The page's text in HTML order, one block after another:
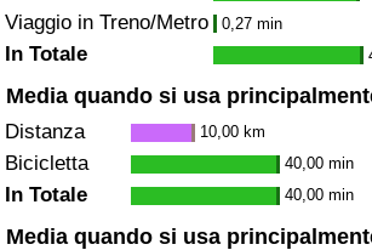
Viaggio in Treno/Metro 0,27 min
In Totale
Media quando si usa
Distanza 10,00 km
Bicicletta 40,00 min
In Totale 40,00 min
Media quando si usa